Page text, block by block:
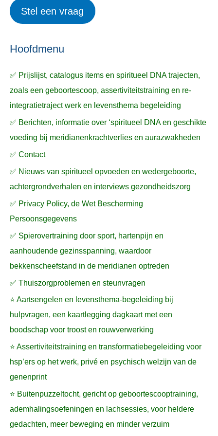
e
n
k
a
r
:
Stel een vraag
Hoofdmenu
✅ Prijslijst, catalogus items en spiritueel DNA trajecten,
zoals een geboortescoop, assertiviteitstraining en re-
integratietraject werk en levensthema begeleiding
✅ Berichten, informatie over ‘spiritueel DNA en geschikte
voeding bij meridianenkrachtverlies en aurazwakheden
✅ Contact
✅ Nieuws van spiritueel opvoeden en wedergeboorte,
achtergrondverhalen en interviews gezondheidszorg
✅ Privacy Policy, de Wet Bescherming
Persoonsgegevens
✅ Spierovertraining door sport, hartenpijn en
aanhoudende gezinsspanning, waardoor
bekkenscheefstand in de meridianen optreden
✅ Thuiszorgproblemen en steunvragen
⭐ Aartsengelen en levensthema-begeleiding bij
hulpvragen, een kaartlegging dagkaart met een
boodschap voor troost en rouwverwerking
⭐ Assertiviteitstraining en transformatiebegeleiding voor
hsp’ers op het werk, privé en psychisch welzijn van de
genenprint
⭐ Buitenpuzzeltocht, gericht op geboortescooptraining,
ademhalingsoefeningen en lachsessies, voor heldere
gedachten, meer beweging en minder verzuim
p
n